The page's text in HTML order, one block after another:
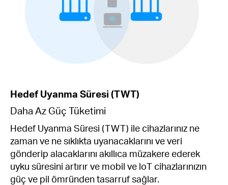
Hedef Uyanma Süresi (TWT)
Daha Az Güç Tüketimi
Hedef Uyanma Süresi (TWT) ile cihazlarınız ne
zaman ve ne sıklıkta uyanacaklarını ve veri
gönderip alacaklarını akıllıca müzakere ederek
uyku süresini artırır ve mobil ve loT cihazlarınızın
güç ve pil ömründen tasarruf sağlar.